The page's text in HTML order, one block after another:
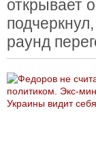
открывает
раунд